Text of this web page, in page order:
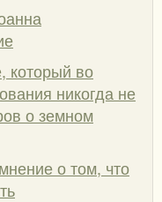
который во
никогда не
о земном
о том, что